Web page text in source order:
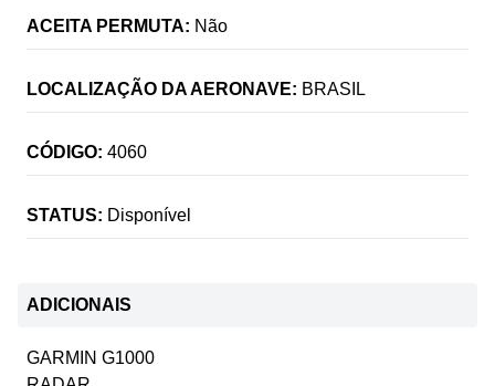
ACEITA PERMUTA: Não
LOCALIZAÇÃO DA AERONAVE: BRASIL
CÓDIGO: 4060
STATUS: Disponível
ADICIONAIS
GARMIN G1000